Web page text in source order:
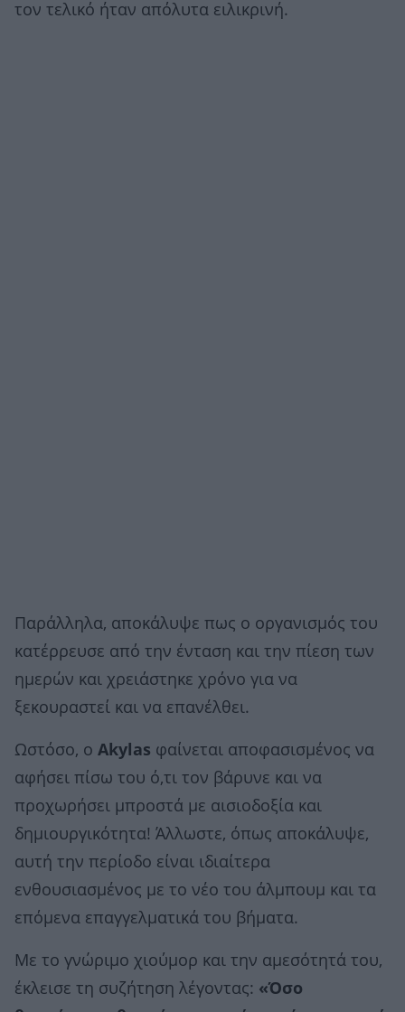
τον τελικό ήταν απόλυτα ειλικρινή.
Παράλληλα, αποκάλυψε πως ο οργανισμός του
κατέρρευσε από την ένταση και την πίεση των
ημερών και χρειάστηκε χρόνο για να
ξεκουραστεί και να επανέλθει.
Ωστόσο, ο Akylas φαίνεται αποφασισμένος να
αφήσει πίσω του ό,τι τον βάρυνε και να
προχωρήσει μπροστά με αισιοδοξία και
δημιουργικότητα! Άλλωστε, όπως αποκάλυψε,
αυτή την περίοδο είναι ιδιαίτερα
ενθουσιασμένος με το νέο του άλμπουμ και τα
επόμενα επαγγελματικά του βήματα.
Με το γνώριμο χιούμορ και την αμεσότητά του,
έκλεισε τη συζήτηση λέγοντας: «Όσο